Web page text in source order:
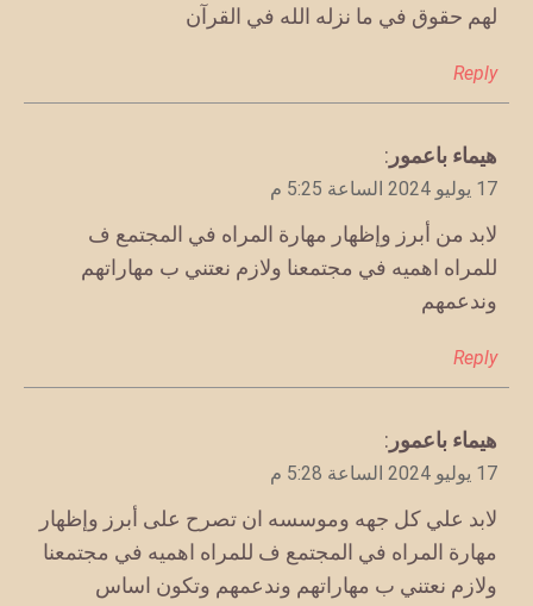
لهم حقوق في ما نزله الله في القرآن
Reply
يقول
هيماء باعمور :
17 يوليو 2024 الساعة 5:25 م
لابد من أبرز وإظهار مهارة المراه في المجتمع ف
للمراه اهميه في مجتمعنا ولازم نعتني ب مهاراتهم
وندعمهم
Reply
يقول
هيماء باعمور :
17 يوليو 2024 الساعة 5:28 م
لابد علي كل جهه وموسسه ان تصرح على أبرز وإظهار
مهارة المراه في المجتمع ف للمراه اهميه في مجتمعنا
ولازم نعتني ب مهاراتهم وندعمهم وتكون اساس